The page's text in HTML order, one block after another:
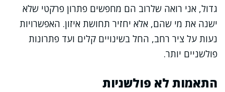
גדול, אני רואה שלרוב הם מחפשים פתרון פרקטי שלא
ישנה את מי שהם, אלא יחזיר תחושת איזון. האפשרויות
נעות על ציר רחב, החל בשינויים קלים ועד פתרונות
פולשניים יותר.
התאמות לא פולשניות